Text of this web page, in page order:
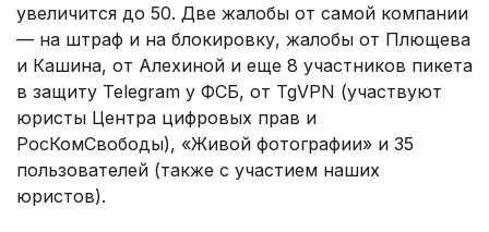
увеличится до 50. Две жалобы от самой компании
— на штраф и на блокировку, жалобы от Плющева
и Кашина, от Алехиной и еще 8 участников пикета
в защиту Telegram у ФСБ, от TgVPN (участвуют
юристы Центра цифровых прав и
РосКомСвободы), «Живой фотографии» и 35
пользователей (также с участием наших
юристов).